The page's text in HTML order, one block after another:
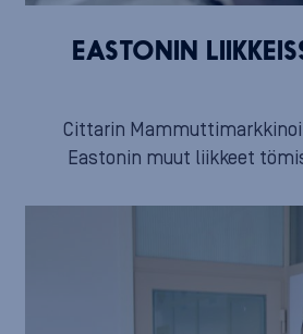
EASTONIN
Cittarin
Eastonin muut liikkeet